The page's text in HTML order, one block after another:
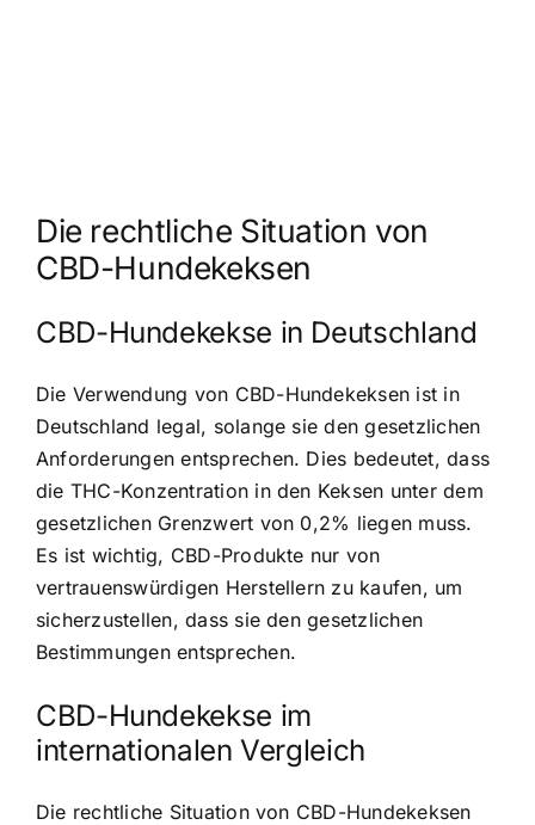
Die rechtliche Situation von
CBD-Hundekeksen
CBD-Hundekekse in Deutschland
Die Verwendung von CBD-Hundekeksen ist in
Deutschland legal, solange sie den gesetzlichen
Anforderungen entsprechen. Dies bedeutet, dass
die THC-Konzentration in den Keksen unter dem
gesetzlichen Grenzwert von 0,2% liegen muss.
Es ist wichtig, CBD-Produkte nur von
vertrauenswürdigen Herstellern zu kaufen, um
sicherzustellen, dass sie den gesetzlichen
Bestimmungen entsprechen.
CBD-Hundekekse im
internationalen Vergleich
Die rechtliche Situation von CBD-Hundekeksen